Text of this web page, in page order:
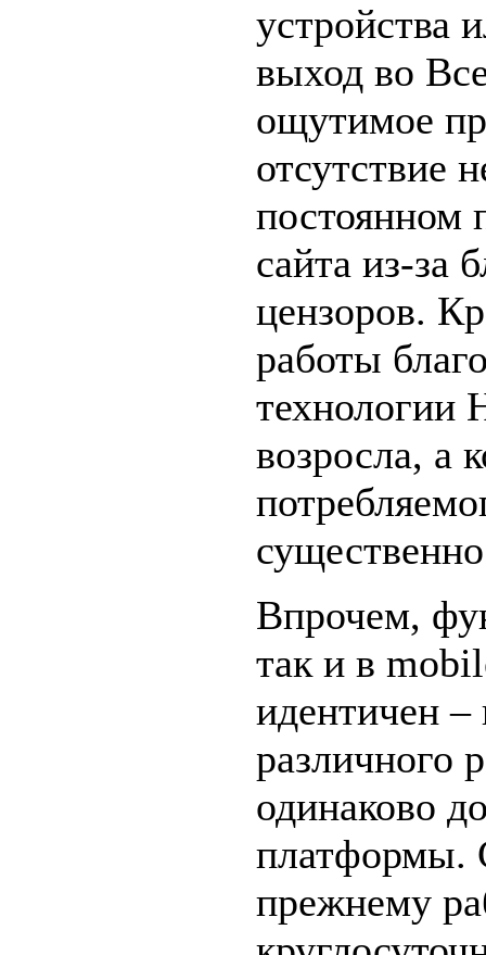
устройства
выход во
ощутимое
отсутствие
постоянном
сайта из-за
цензоров.
работы
технологии
возросла, а
Впрочем,
так и в
идентичен
различного
одинаково
платформы.
прежнему